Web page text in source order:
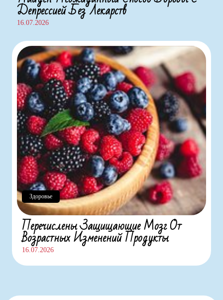
Депрессией Без Лекарств
16.07.2026
Перечислены Защищающие Мозг От
Возрастных Изменений Продукты
16.07.2026
Здоровье